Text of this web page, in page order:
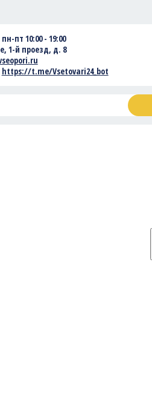
пн-пт 10:00 - 19:00
1-й проезд, д. 8
https://t.me/Vsetovari24_bot